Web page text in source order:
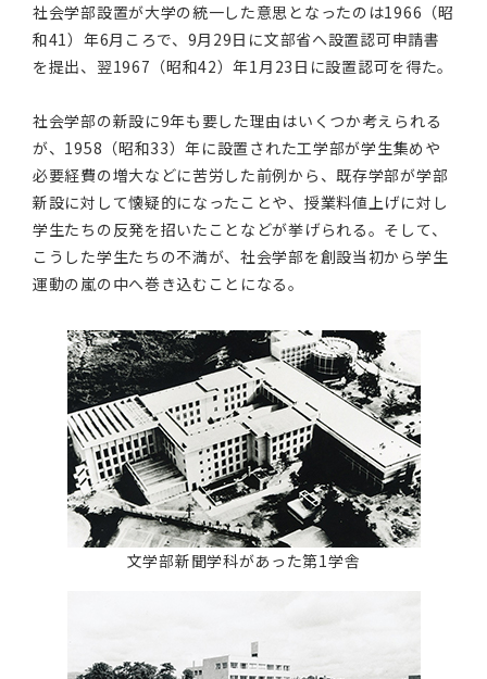
社会学部設置が大学の統一した意思となったのは1966（昭
和41）年6月ころで、9月29日に文部省へ設置認可申請書
を提出、翌1967（昭和42）年1月23日に設置認可を得た。
社会学部の新設に9年も要した理由はいくつか考えられる
が、1958（昭和33）年に設置された工学部が学生集めや
必要経費の増大などに苦労した前例から、既存学部が学部
新設に対して懐疑的になったことや、授業料値上げに対し
学生たちの反発を招いたことなどが挙げられる。そして、
こうした学生たちの不満が、社会学部を創設当初から学生
運動の嵐の中へ巻き込むことになる。
文学部新聞学科があった第1学舎